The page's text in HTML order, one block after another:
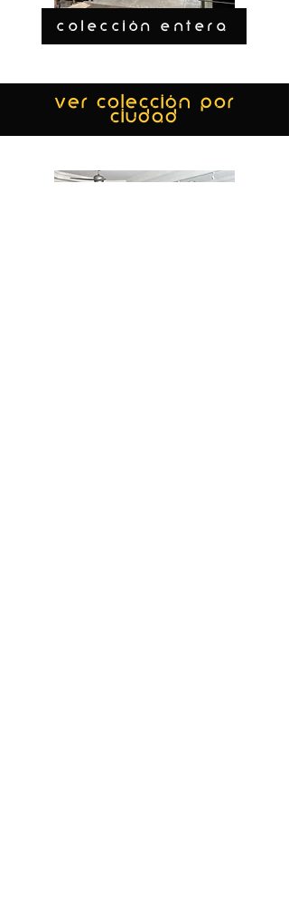
COLECCIÓN ENTERA
ver colección por
ciudad